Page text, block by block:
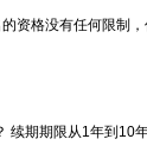
资格没有任何限制
续期期限从1年到